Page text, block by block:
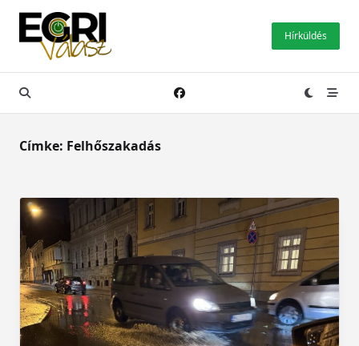
Skip
content
Hírküldés
Címke: Felhőszakadás